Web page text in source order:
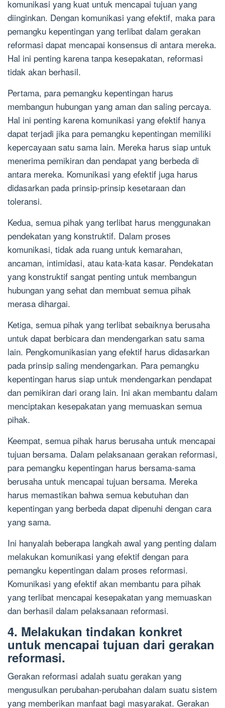
komunikasi yang kuat untuk mencapai tujuan yang
diinginkan. Dengan komunikasi yang efektif, maka para
pemangku kepentingan yang terlibat dalam gerakan
reformasi dapat mencapai konsensus di antara mereka.
Hal ini penting karena tanpa kesepakatan, reformasi
tidak akan berhasil.
Pertama, para pemangku kepentingan harus
membangun hubungan yang aman dan saling percaya.
Hal ini penting karena komunikasi yang efektif hanya
dapat terjadi jika para pemangku kepentingan memiliki
kepercayaan satu sama lain. Mereka harus siap untuk
menerima pemikiran dan pendapat yang berbeda di
antara mereka. Komunikasi yang efektif juga harus
didasarkan pada prinsip-prinsip kesetaraan dan
toleransi.
Kedua, semua pihak yang terlibat harus menggunakan
pendekatan yang konstruktif. Dalam proses
komunikasi, tidak ada ruang untuk kemarahan,
ancaman, intimidasi, atau kata-kata kasar. Pendekatan
yang konstruktif sangat penting untuk membangun
hubungan yang sehat dan membuat semua pihak
merasa dihargai.
Ketiga, semua pihak yang terlibat sebaiknya berusaha
untuk dapat berbicara dan mendengarkan satu sama
lain. Pengkomunikasian yang efektif harus didasarkan
pada prinsip saling mendengarkan. Para pemangku
kepentingan harus siap untuk mendengarkan pendapat
dan pemikiran dari orang lain. Ini akan membantu dalam
menciptakan kesepakatan yang memuaskan semua
pihak.
Keempat, semua pihak harus berusaha untuk mencapai
tujuan bersama. Dalam pelaksanaan gerakan reformasi,
para pemangku kepentingan harus bersama-sama
berusaha untuk mencapai tujuan bersama. Mereka
harus memastikan bahwa semua kebutuhan dan
kepentingan yang berbeda dapat dipenuhi dengan cara
yang sama.
Ini hanyalah beberapa langkah awal yang penting dalam
melakukan komunikasi yang efektif dengan para
pemangku kepentingan dalam proses reformasi.
Komunikasi yang efektif akan membantu para pihak
yang terlibat mencapai kesepakatan yang memuaskan
dan berhasil dalam pelaksanaan reformasi.
4. Melakukan tindakan konkret
untuk mencapai tujuan dari gerakan
reformasi.
Gerakan reformasi adalah suatu gerakan yang
mengusulkan perubahan-perubahan dalam suatu sistem
yang memberikan manfaat bagi masyarakat. Gerakan